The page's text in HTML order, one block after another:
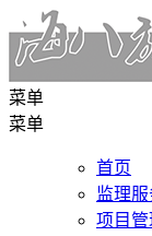
菜单
菜单
首页
监理
项目管